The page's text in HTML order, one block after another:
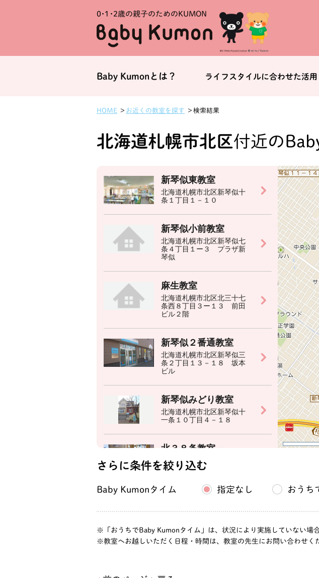
0・1・2歳の親子のためのKUMON
Baby Kumonとは？ ライフスタイルに合わせた活用
HOME お近くの教室を探す 検索結果
北海道札幌市北区付近の
新琴似東教室
北海道札幌市北区新琴似十
条１丁目１－１０
新琴似小前教室
北海道札幌市北区新琴似七
条４丁目１ー３ プラザ新
琴似
麻生教室
北海道札幌市北区北三十七
条西８丁目３ー１３ 前田
ビル２階
新琴似２番通教室
北海道札幌市北区新琴似三
条２丁目１３－１８ 坂本
ビル
新琴似みどり教室
北海道札幌市北区新琴似十
一条１０丁目４－１８
北３８条教室
北海道札幌市東区北三十八
条東５丁目２－７
さらに条件を絞り込む
Baby Kumonタイム 指定なし おうち
「おうちでBaby Kumonタイム」は、状況により実施していない場
教室へお越しいただく日程・時間は、教室の先生にお問い合わせく